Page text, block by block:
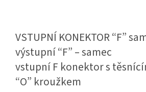
VSTUPNÍKONEKTOR“F”
výstupní “F” – samec
vstupní F konektor s
“O” kroužkem